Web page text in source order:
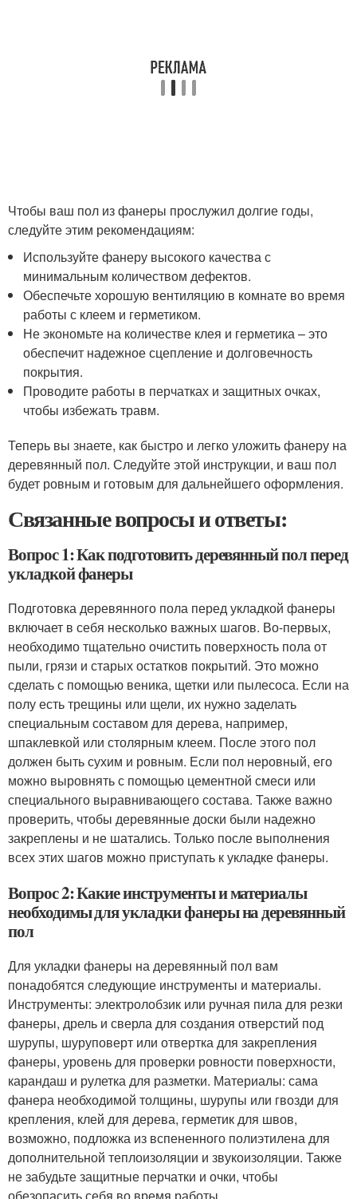
Чтобы ваш пол из фанеры прослужил долгие годы,
следуйте этим рекомендациям:
Используйте фанеру высокого качества с
минимальным количеством дефектов.
Обеспечьте хорошую вентиляцию в комнате во время
работы с клеем и герметиком.
Не экономьте на количестве клея и герметика – это
обеспечит надежное сцепление и долговечность
покрытия.
Проводите работы в перчатках и защитных очках,
чтобы избежать травм.
Теперь вы знаете, как быстро и легко уложить фанеру на
деревянный пол. Следуйте этой инструкции, и ваш пол
будет ровным и готовым для дальнейшего оформления.
Связанные вопросы и ответы:
Вопрос 1: Как подготовить деревянный пол перед
укладкой фанеры
Подготовка деревянного пола перед укладкой фанеры
включает в себя несколько важных шагов. Во-первых,
необходимо тщательно очистить поверхность пола от
пыли, грязи и старых остатков покрытий. Это можно
сделать с помощью веника, щетки или пылесоса. Если на
полу есть трещины или щели, их нужно заделать
специальным составом для дерева, например,
шпаклевкой или столярным клеем. После этого пол
должен быть сухим и ровным. Если пол неровный, его
можно выровнять с помощью цементной смеси или
специального выравнивающего состава. Также важно
проверить, чтобы деревянные доски были надежно
закреплены и не шатались. Только после выполнения
всех этих шагов можно приступать к укладке фанеры.
Вопрос 2: Какие инструменты и материалы
необходимы для укладки фанеры на деревянный
пол
Для укладки фанеры на деревянный пол вам
понадобятся следующие инструменты и материалы.
Инструменты: электролобзик или ручная пила для резки
фанеры, дрель и сверла для создания отверстий под
шурупы, шуруповерт или отвертка для закрепления
фанеры, уровень для проверки ровности поверхности,
карандаш и рулетка для разметки. Материалы: сама
фанера необходимой толщины, шурупы или гвозди для
крепления, клей для дерева, герметик для швов,
возможно, подложка из вспененного полиэтилена для
дополнительной теплоизоляции и звукоизоляции. Также
не забудьте защитные перчатки и очки, чтобы